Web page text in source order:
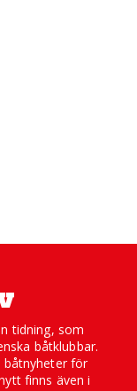
tidning, som
båtklubbar.
båtnyheter för
finns även i